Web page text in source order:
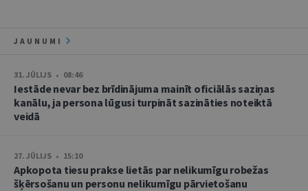
JAUNUMI
31. JŪLIJS • 08:46
Iestāde nevar bez brīdinājuma mainīt oficiālās saziņas
kanālu, ja persona lūgusi turpināt sazināties noteiktā
veidā
27. JŪLIJS • 15:10
Apkopota tiesu prakse lietās par nelikumīgu robežas
šķērsošanu un personu nelikumīgu pārvietošanu